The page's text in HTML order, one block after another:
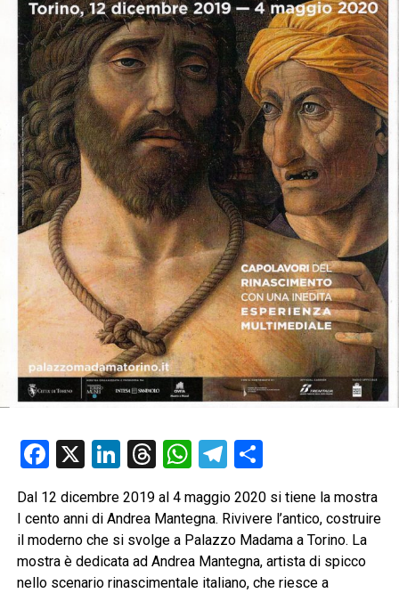
Facebook
X LinkedIn
Threads
WhatsApp
Telegram
Condividi
Dal 12 dicembre 2019 al 4 maggio 2020 si tiene la mostra
I cento anni di Andrea Mantegna. Rivivere l’antico, costruire
il moderno che si svolge a Palazzo Madama a Torino. La
mostra è dedicata ad Andrea Mantegna, artista di spicco
nello scenario rinascimentale italiano, che riesce a